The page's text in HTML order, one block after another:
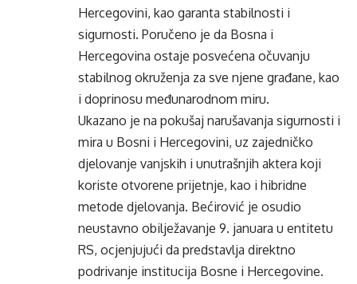
Hercegovini, kao garanta stabilnosti i
sigurnosti. Poručeno je da Bosna i
Hercegovina ostaje posvećena očuvanju
stabilnog okruženja za sve njene građane, kao
i doprinosu međunarodnom miru.
Ukazano je na pokušaj narušavanja sigurnosti i
mira u Bosni i Hercegovini, uz zajedničko
djelovanje vanjskih i unutrašnjih aktera koji
koriste otvorene prijetnje, kao i hibridne
metode djelovanja. Bećirović je osudio
neustavno obilježavanje 9. januara u entitetu
RS, ocjenjujući da predstavlja direktno
podrivanje institucija Bosne i Hercegovine.